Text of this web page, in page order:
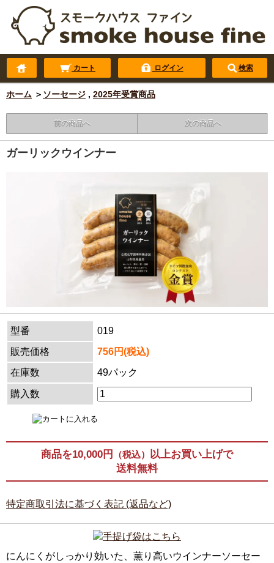
カート ログイン 検索
ホーム ＞ ソーセージ , 2025年受賞商品
前の商品へ 次の商品へ
ガーリックウインナー
型番
019
販売価格
756円(税込)
在庫数
49パック
購入数
商品を10,000円 （税込） 以上お買い上げで
送料無料
特定商取引法に基づく表記 (返品など)
にんにくがしっかり効いた、薫り高いウインナーソーセー